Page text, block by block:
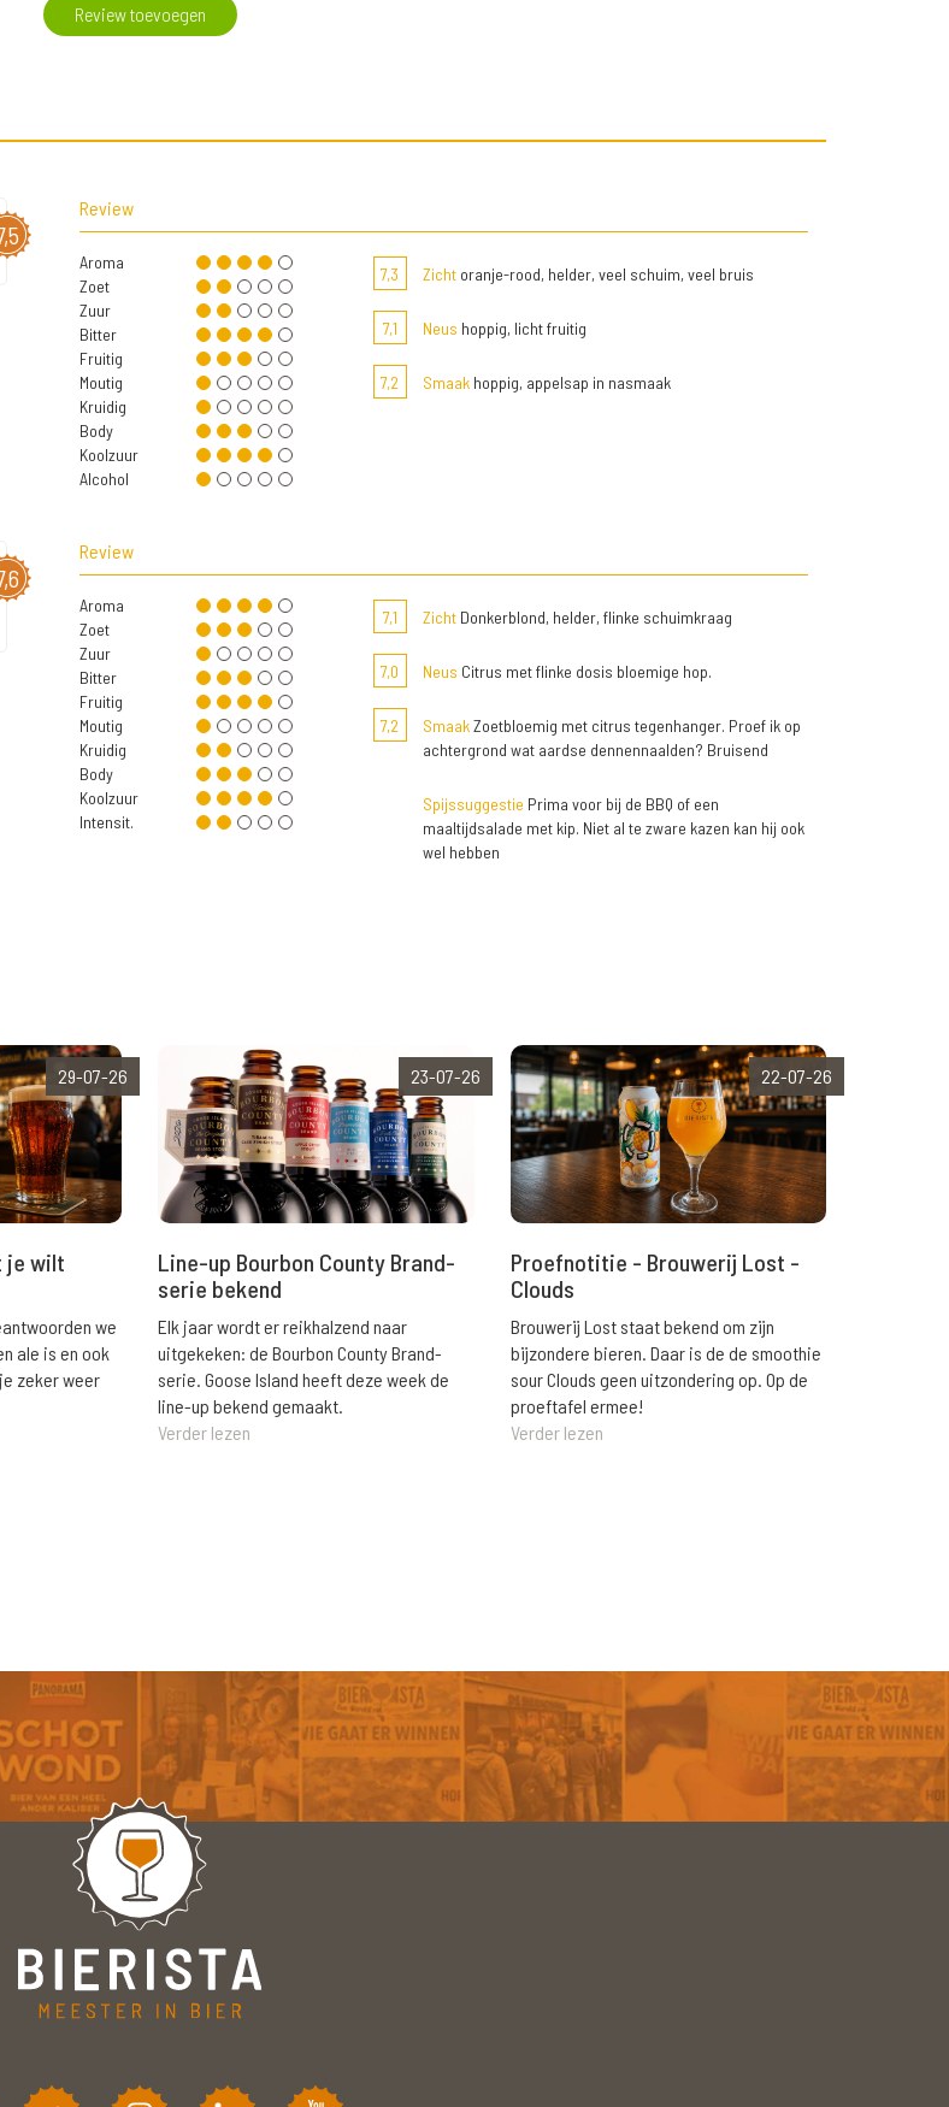
Review toevoegen
Review
Aroma
Zoet
Zuur
Bitter
Fruitig
Moutig
Kruidig
Body
Koolzuur
Alcohol
7,3 Zichtoranje-rood, helder, veel schuim, veel bruis
7,1 Neus hoppig, licht fruitig
7,2 Smaakhoppig, appelsap in nasmaak
Review
Aroma
Zoet
Zuur
Bitter
Fruitig
Moutig
Kruidig
Body
Koolzuur
Intensit.
7,1 ZichtDonkerblond, helder, flinke schuimkraag
7,0 Neus Citrus met flinke dosis bloemige hop.
7,2 SmaakZoetbloemig met citrus tegenhanger. Proef ik op
achtergrond wat aardse dennennaalden? Bruisend
Spijssuggestie Prima voor bij de BBQ of een
maaltijdsalade met kip. Niet al te zware kazen kan hij ook
wel hebben
29-07-26
je wilt
we
ale is en ook
zeker weer
23-07-26
Line-up Bourbon County Brand-
serie bekend
Elk jaar wordt er reikhalzend naar
uitgekeken: de Bourbon County Brand-
serie. Goose Island heeft deze week de
line-up bekend gemaakt.
Verder lezen
22-07-26
Proefnotitie - Brouwerij Lost -
Clouds
Brouwerij Lost staat bekend om zijn
bijzondere bieren. Daar is de de smoothie
sour Clouds geen uitzondering op. Op de
proeftafel ermee!
Verder lezen